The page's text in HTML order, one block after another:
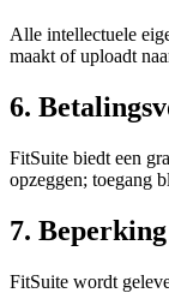
Alle intellectuele
maakt of uploadt
6.
FitSuite biedt een
opzeggen; toegang
7.
FitSuite wordt